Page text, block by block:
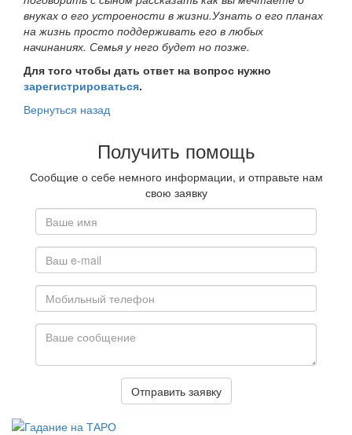
внуках о его устроености в жизни.Узнать о его планах
на жизнь просто поддерживать его в любых
начинаниях. Семья у него будет но позже.
Для того чтобы дать ответ на вопрос нужно
зарегистрироваться.
Вернуться назад
Получить помощь
Сообщие о себе немного информации, и отправьте нам
свою заявку
Отправить заявку